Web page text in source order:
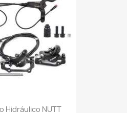
Hidráulico NUTT